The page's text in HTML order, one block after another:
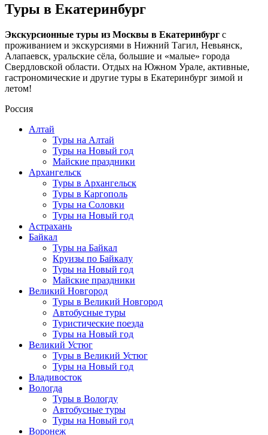
Туры в Екатеринбург
Экскурсионные туры из Москвы в Екатеринбург с
проживанием и экскурсиями в Нижний Тагил, Невьянск,
Алапаевск, уральские сёла, большие и «малые» города
Свердловской области. Отдых на Южном Урале, активные,
гастрономические и другие туры в Екатеринбург зимой и
летом!
Россия
Алтай
Туры на Алтай
Туры на Новый год
Майские праздники
Архангельск
Туры в Архангельск
Туры в Каргополь
Туры на Соловки
Туры на Новый год
Астрахань
Байкал
Туры на Байкал
Круизы по Байкалу
Туры на Новый год
Майские праздники
Великий Новгород
Туры в Великий Новгород
Автобусные туры
Туристические поезда
Туры на Новый год
Великий Устюг
Туры в Великий Устюг
Туры на Новый год
Владивосток
Вологда
Туры в Вологду
Автобусные туры
Туры на Новый год
Воронеж